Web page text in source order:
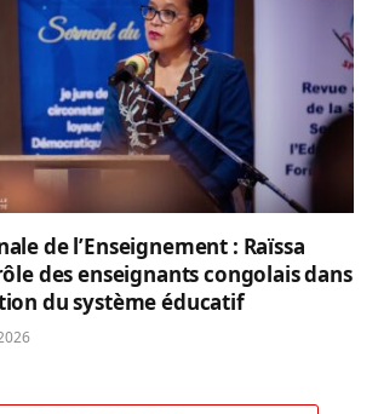
de l’Enseignement : Raïssa
des enseignants congolais dans
du système éducatif